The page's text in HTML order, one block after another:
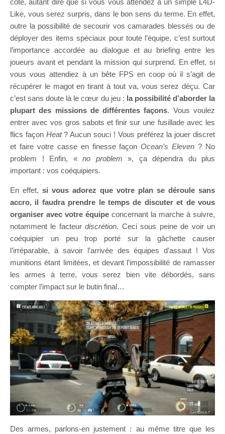
Like, vous serez surpris, dans le bon sens du terme. En effet,
outre la possibilité de secourir vos camarades blessés ou de
déployer des items spéciaux pour toute l’équipe, c’est surtout
l’importance accordée au dialogue et au briefing entre les
joueurs avant et pendant la mission qui surprend. En effet, si
vous vous attendiez à un bête FPS en coop où il s’agit de
récupérer le magot en tirant à tout va, vous serez déçu. Car
c’est sans doute là le cœur du jeu : la possibilité d’aborder la
plupart des missions de différentes façons. Vous voulez
entrer avec vos gros sabots et finir sur une fusillade avec les
flics façon Heat? Aucun souci ! Vous préférez la jouer discret
et faire votre casse en finesse façonOcean’s Eleven ? No
problem ! Enfin, «no problem », ça dépendra du plus
important : vos coéquipiers.
En effet, si vous adorez que votre plan se déroule sans
accro, il faudra prendre le temps de discuter et de vous
organiser avec votre équipe concernant la marche à suivre,
notamment le facteurdiscrétion. Ceci sous peine de voir un
coéquipier un peu trop porté sur la gâchette causer
l’irréparable, à savoir l’arrivée des équipes d’assaut ! Vos
munitions étant limitées, et devant l’impossibilité de ramasser
les armes à terre, vous serez bien vite débordés, sans
compter l’impact sur le butin final…
Des armes, parlons-en justement : au même titre que les